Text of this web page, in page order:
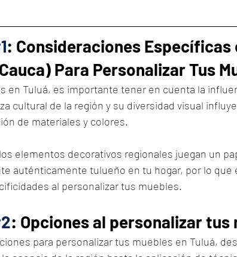
: Consideraciones Específicas
Para Personalizar Tus
en Tuluá, es importante tener en cuenta la
cultural de la región y su diversidad visual
de materiales y colores.
elementos decorativos regionales juegan un
auténticamente tulueño en tu hogar, por lo que
al personalizar tus muebles.
: Opciones al personalizar tus
para personalizar tus muebles en Tuluá,